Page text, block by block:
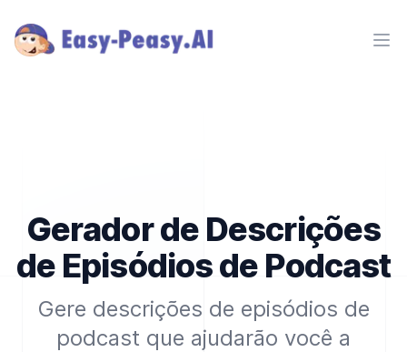
Gerador de Descrições
de Episódios de Podcast
Gere descrições de episódios de
podcast que ajudarão você a